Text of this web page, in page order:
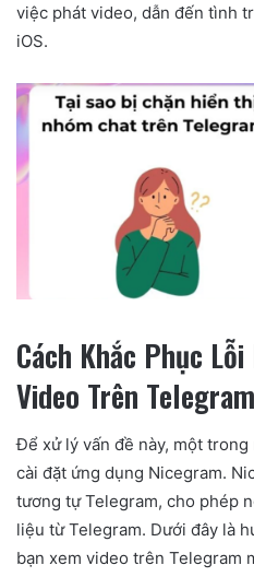
việc phát video, dẫn đến tình
iOS.
Cách Khắc Phục
Video Trên Telegram
Để xử lý vấn đề này, một
cài đặt ứng dụng Nicegram.
tương tự Telegram, cho phép
liệu từ Telegram. Dưới đây là
bạn xem video trên Telegram